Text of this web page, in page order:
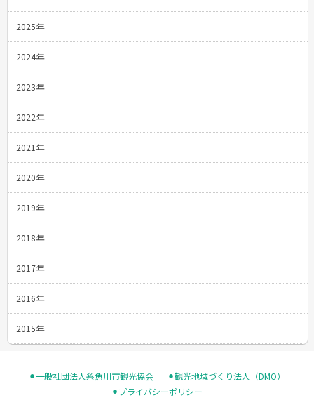
2025年
2024年
2023年
2022年
2021年
2020年
2019年
2018年
2017年
2016年
2015年
⚫︎一般社団法人糸魚川市観光協会
⚫︎観光地域づくり法人（DMO）
⚫︎プライバシーポリシー